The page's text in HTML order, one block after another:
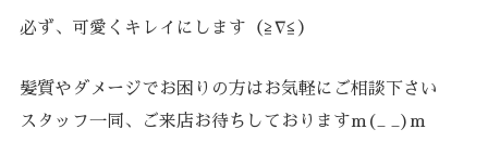
必ず、可愛くキレイにします（≧∇≦）
髪質やダメージでお困りの方はお気軽にご相談下さい
スタッフ一同、ご来店お待ちしておりますm(_ _)m